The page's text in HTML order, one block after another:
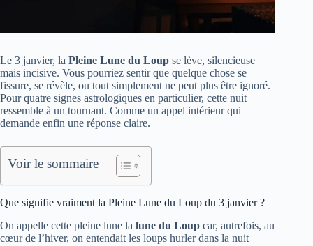
Le 3 janvier, la Pleine Lune du Loup se lève, silencieuse
mais incisive. Vous pourriez sentir que quelque chose se
fissure, se révèle, ou tout simplement ne peut plus être ignoré.
Pour quatre signes astrologiques en particulier, cette nuit
ressemble à un tournant. Comme un appel intérieur qui
demande enfin une réponse claire.
Voir le sommaire
Que signifie vraiment la Pleine Lune du Loup du 3 janvier ?
On appelle cette pleine lune la lune du Loup car, autrefois, au
cœur de l’hiver, on entendait les loups hurler dans la nuit